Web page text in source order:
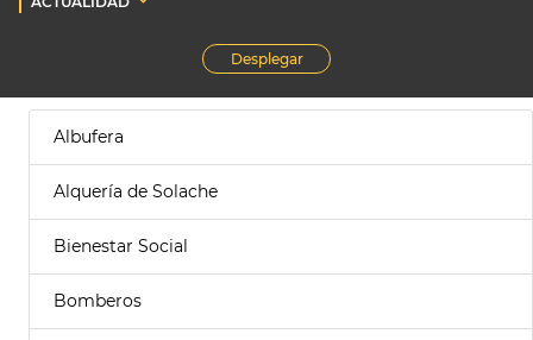
Desplegar
Albufera
Alquería de Solache
Bienestar Social
Bomberos